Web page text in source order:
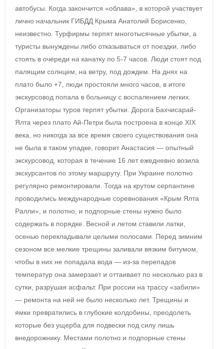
автобусы. Когда закончится «облава», в которой участвует
лично начальник ГИБДД Крыма Анатолий Борисенко,
неизвестно. Турфирмы терпят многотысячные убытки, а
туристы вынуждены либо отказываться от поездки, либо
стоять в очереди на канатку по 5-7 часов. Люди стоят под
палящим солнцем, на ветру, под дождем. На днях на
плато было +7, люди простояли много часов, в итоге
экскурсовод попала в больницу с воспалением легких.
Организаторы туров терпят убытки. Дорога Бахчисарай-
Ялта через плато Ай-Петри была построена в конце XIX
века, но никогда за все время своего существования она
не была в таком упадке, говорит Анастасия — опытный
экскурсовод, которая в течение 16 лет ежедневно возила
экскурсантов по этому маршруту. При Украине полотно
регулярно ремонтировали. Тогда на крутом серпантине
проводились международные соревнования «Крым Ялта
Ралли», и полотно, и подпорные стены нужно было
содержать в порядке. Весной и летом ставили латки,
осенью перекладывали целыми полосами. Перед зимним
сезоном все мелкие трещины заливали вязким битумом,
чтобы в них не попадала вода — из-за перепадов
температур она замерзает и оттаивает по несколько раз в
сутки, разрушая асфальт. При россии на трассу «забили»
— ремонта на ней не было несколько лет. Трещины и
ямки превратились в глубокие колдобины, преодолеть
которые без ущерба для подвески под силу лишь
внедорожнику. Местами полотно и подпорные стены